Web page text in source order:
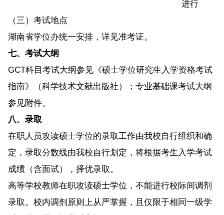
进行
（三）考试地点
湖南省学位办统一安排，详见准考证。
七、考试大纲
GCT科目考试大纲参见《硕士学位研究生入学资格考试
指南》（科学技术文献出版社）；专业基础课考试大纲
参见附件。
八、录取
在职人员攻读硕士学位的录取工作由我校自行组织和确
定，录取分数线由我校自行划定，将根据考生入学考试
成绩（含面试），择优录取。
高等学校教师在职攻读硕士学位，不能进行校际间调剂
录取。校内调剂原则上从严掌握，且仅限于相同一级学